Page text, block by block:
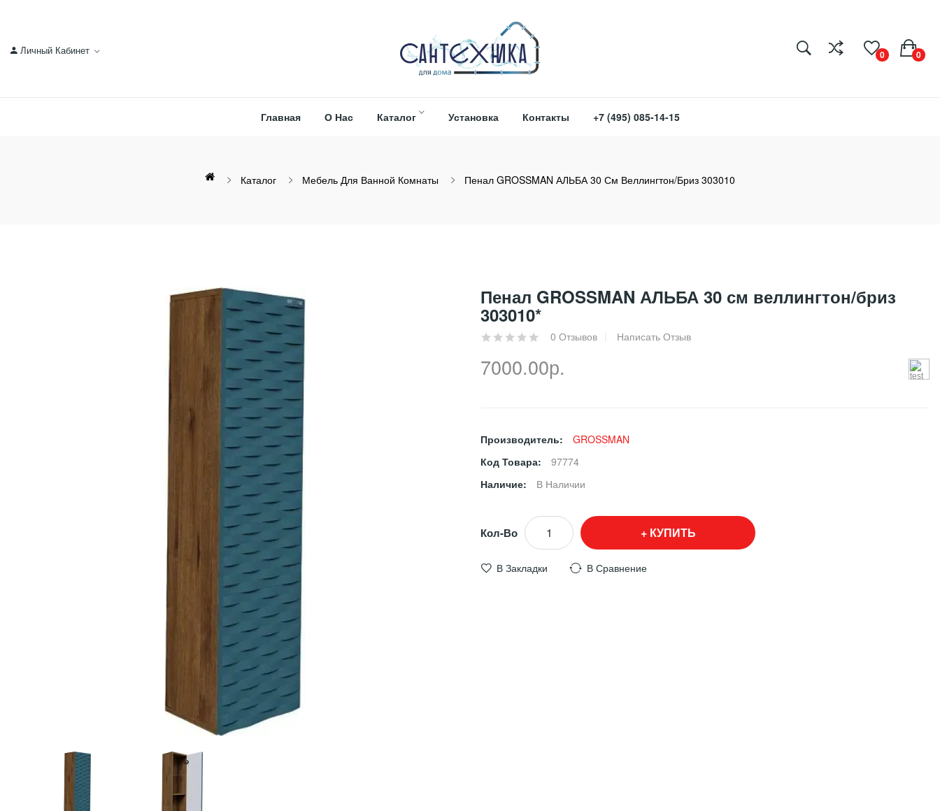
Личный Кабинет 0 0
Главная О Нас Каталог Установка Контакты +7 (495) 085-14-15
Каталог Мебель Для Ванной Комнаты Пенал GROSSMAN АЛЬБА 30 См Веллингтон/бриз 303010
Пенал GROSSMAN АЛЬБА 30 см веллингтон/бриз
303010*
0 Отзывов Написать Отзыв
7000.00р.
Производитель:
GROSSMAN
Код Товара:
97774
Наличие:
В Наличии
Кол-Во КУПИТЬ
В Закладки В Сравнение